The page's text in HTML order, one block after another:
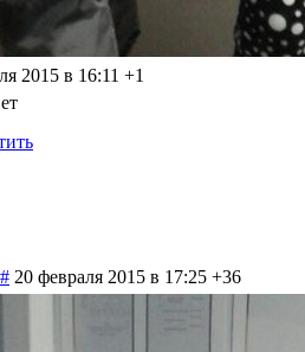
2015 в 16:11 +1
# 20 февраля 2015 в 17:25 +36